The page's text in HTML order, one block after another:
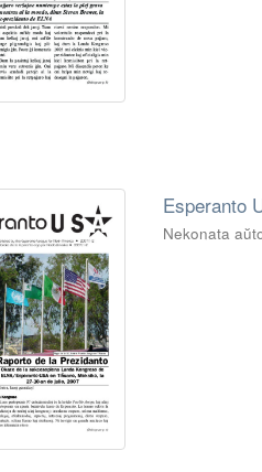
Esperanto
Nekonata